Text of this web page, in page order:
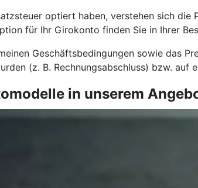
optiert haben, verstehen sich
für Ihr Girokonto finden Sie in Ihrer
Geschäftsbedingungen sowie das
(z. B. Rechnungsabschluss) bzw. auf
in unserem